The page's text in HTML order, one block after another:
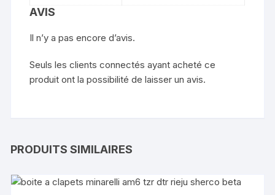
AVIS
Il n’y a pas encore d’avis.
Seuls les clients connectés ayant acheté ce
produit ont la possibilité de laisser un avis.
PRODUITS SIMILAIRES